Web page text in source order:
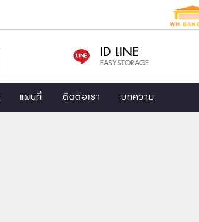
ID LINE
EASYSTORAGE
แผนที่ ติดต่อเรา บทความ